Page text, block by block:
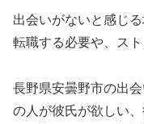
出会いがないと感じ
転職する必要や、ス
長野県安曇野市の出
の人が彼氏が欲しい